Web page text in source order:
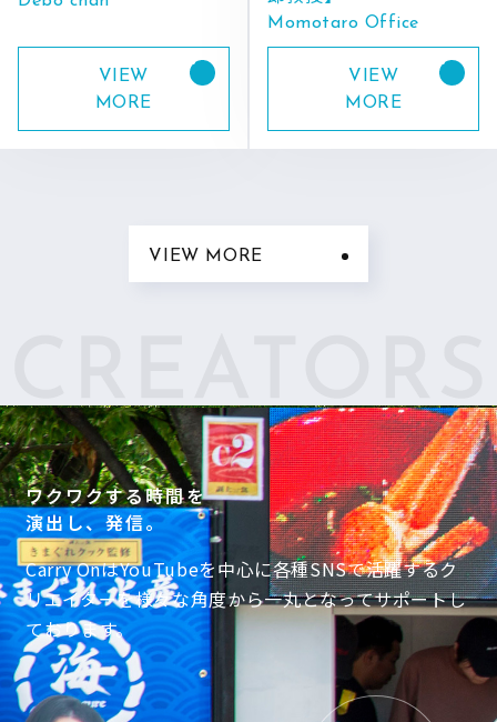
VIEW
MORE
Momotaro Office
VIEW
MORE
VIEW MORE
ワクワクする時間を
演出し、発信。
Carry OnはYouTubeを中心に各種SNSで活躍するク
リエイターを様々な角度から一丸となってサポートし
ております。